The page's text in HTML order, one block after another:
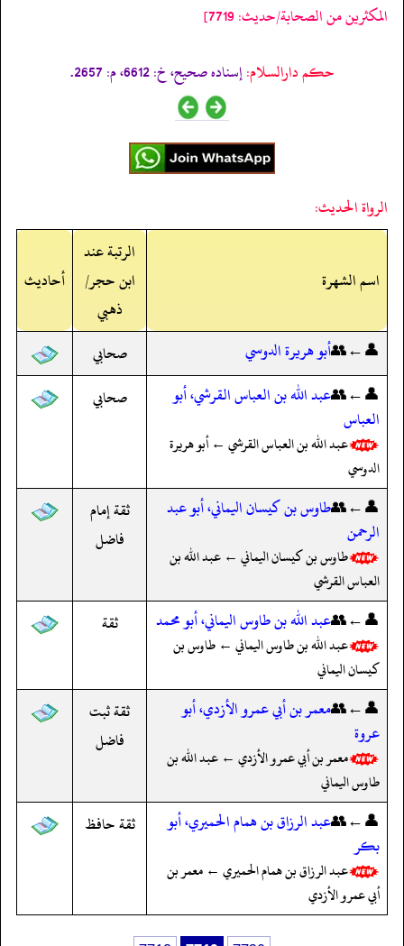
المكثرين من الصحابة/حدیث: 7719]
حکم دارالسلام:إسناده صحيح، خ: 6612، م: 2657.
الرواة الحديث:
اسم الشهرة
الرتبة عند
ابن حجر/
ذهبي
أحاديث
👤←👥أبو هريرة الدوسي
صحابي
👤←👥عبد الله بن العباس القرشي، أبو
العباس
عبد الله بن العباس القرشي ← أبو هريرة
الدوسي
صحابي
👤←👥طاوس بن كيسان اليماني، أبو عبد
الرحمن
طاوس بن كيسان اليماني ← عبد الله بن
العباس القرشي
ثقة إمام
فاضل
👤←👥عبد الله بن طاوس اليماني، أبو محمد
عبد الله بن طاوس اليماني ← طاوس بن
كيسان اليماني
ثقة
👤←👥معمر بن أبي عمرو الأزدي، أبو
عروة
معمر بن أبي عمرو الأزدي ← عبد الله بن
طاوس اليماني
ثقة ثبت
فاضل
👤←👥عبد الرزاق بن همام الحميري، أبو
بكر
عبد الرزاق بن همام الحميري ← معمر بن
أبي عمرو الأزدي
ثقة حافظ